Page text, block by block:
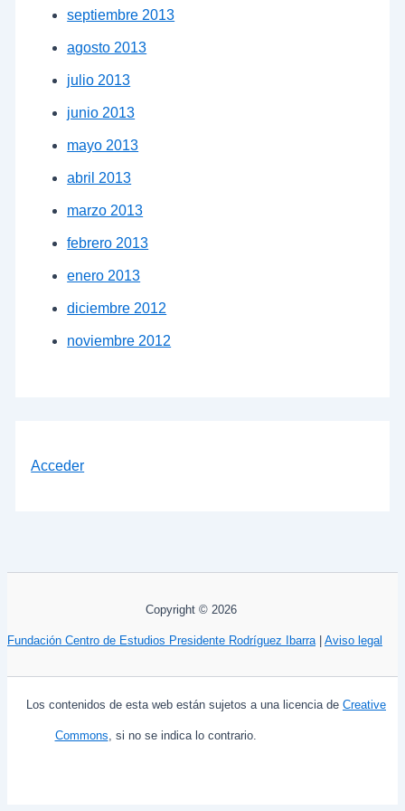
septiembre 2013
agosto 2013
julio 2013
junio 2013
mayo 2013
abril 2013
marzo 2013
febrero 2013
enero 2013
diciembre 2012
noviembre 2012
Acceder
Copyright © 2026
Fundación Centro de Estudios Presidente Rodríguez Ibarra| Aviso legal
Los contenidos de esta web están sujetos a una licencia de Creative
Commons, si no se indica lo contrario.